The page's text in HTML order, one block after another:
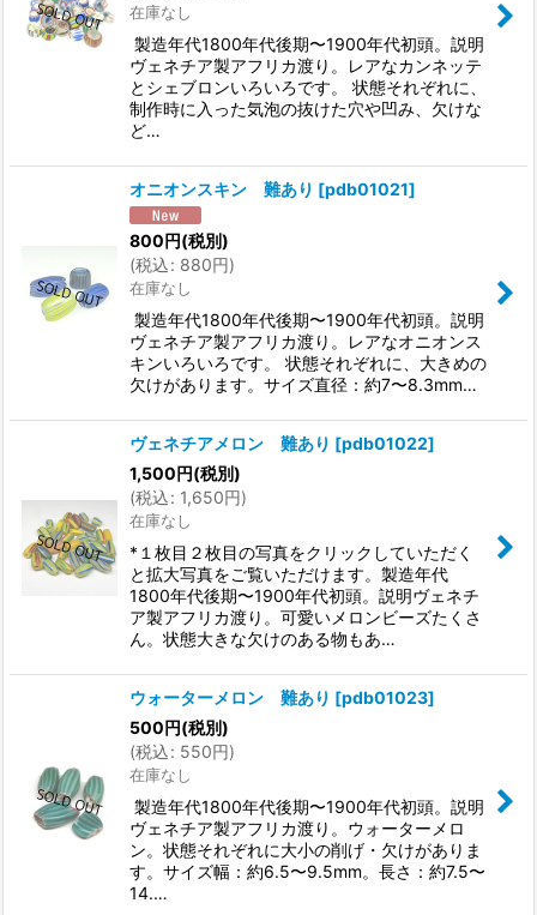
在庫なし
製造年代1800年代後期〜1900年代初頭。説明
ヴェネチア製アフリカ渡り。レアなカンネッテ
とシェブロンいろいろです。 状態それぞれに、
制作時に入った気泡の抜けた穴や凹み、欠けな
ど…
オニオンスキン 難あり [pdb01021]
800円(税別)
(税込: 880円)
在庫なし
製造年代1800年代後期〜1900年代初頭。説明
ヴェネチア製アフリカ渡り。レアなオニオンス
キンいろいろです。 状態それぞれに、大きめの
欠けがあります。サイズ直径：約7〜8.3mm…
ヴェネチアメロン 難あり [pdb01022]
1,500円(税別)
(税込: 1,650円)
在庫なし
*１枚目２枚目の写真をクリックしていただく
と拡大写真をご覧いただけます。製造年代
1800年代後期〜1900年代初頭。説明ヴェネチ
ア製アフリカ渡り。可愛いメロンビーズたくさ
ん。状態大きな欠けのある物もあ…
ウォーターメロン 難あり [pdb01023]
500円(税別)
(税込: 550円)
在庫なし
製造年代1800年代後期〜1900年代初頭。説明
ヴェネチア製アフリカ渡り。ウォーターメロ
ン。状態それぞれに大小の削げ・欠けがありま
す。サイズ幅：約6.5〜9.5mm。長さ：約7.5〜
14.…